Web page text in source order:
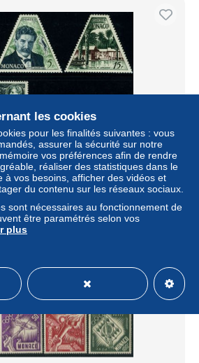
4v, Mint NH, Health - History -
Prize Winners - Trees & Forests
± 34,68 $US
Professionnel
les cookies
pour les finalités suivantes : vous
assurer la sécurité sur notre
vos préférences afin de rendre
réaliser des statistiques dans le
à vos besoins, afficher des vidéos et
du contenu sur les réseaux sociaux.
sont nécessaires au fonctionnement de
être paramétrés selon vos
plus